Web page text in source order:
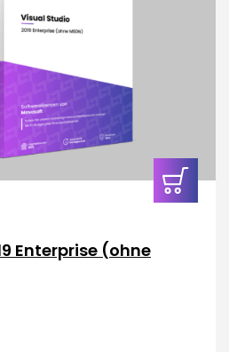
Enterprise (ohne
In den